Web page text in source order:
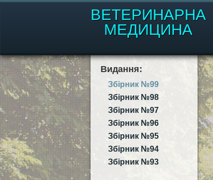
ВЕТЕРИНАРНА
МЕДИЦИНА
Видання:
Збірник №99
Збірник №98
Збірник №97
Збірник №96
Збірник №95
Збірник №94
Збірник №93